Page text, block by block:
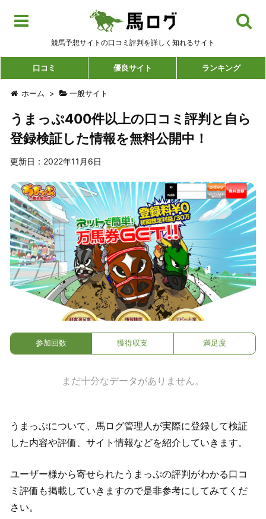
競馬予想サイトの口コミ評判を詳しく知れるサイト
口コミ 優良サイト ランキング
ホーム > 一般サイト
うまっぷ400件以上の口コミ評判と自ら
登録検証した情報を無料公開中！
更新日：2022年11月6日
参加回数 獲得収支 満足度
まだ十分なデータがありません。
うまっぷについて、馬ログ管理人が実際に登録して検証
した内容や評価、サイト情報などを紹介していきます。
ユーザー様から寄せられたうまっぷの評判がわかる口コ
ミ評価も掲載していきますので是非参考にしてみてくだ
さい。